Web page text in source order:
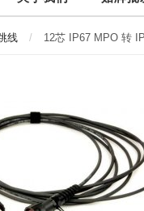
线 12芯 IP67 MPO 转